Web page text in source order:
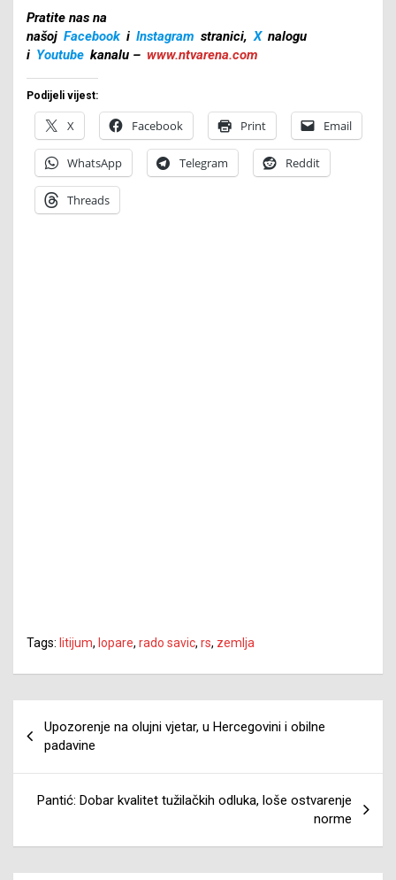
Pratite nas na
našoj Facebook i Instagram stranici, X nalogu
i Youtube kanalu – www.ntvarena.com
Podijeli vijest:
X Facebook Print Email
WhatsApp Telegram Reddit
Threads
Tags: litijum, lopare, rado savic, rs, zemlja
članaka
Upozorenje na olujni vjetar, u Hercegovini i obilne
padavine
Pantić: Dobar kvalitet tužilačkih odluka, loše ostvarenje
norme